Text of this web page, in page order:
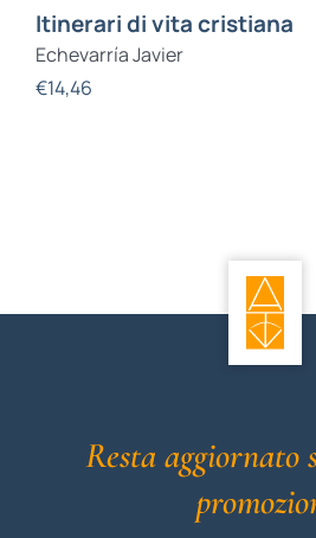
Itinerari di vita cristiana
Echevarría Javier
€14,46
Resta aggiornato